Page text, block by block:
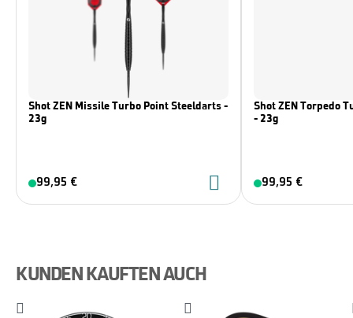
Shot ZEN Missile Turbo Point Steeldarts -
23g
99,95 €
Shot ZEN Torpedo
- 23g
99,95 €
KUNDEN KAUFTEN AUCH